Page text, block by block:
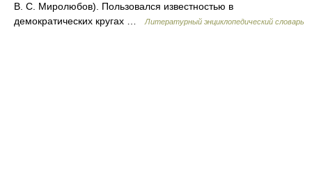
В. С. Миролюбов). Пользовался известностью в
демократических кругах …
Литературный энциклопедический словарь